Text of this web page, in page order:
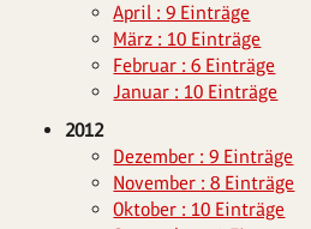
April : 9 Einträge
März : 10 Einträge
Februar : 6 Einträge
Januar : 10 Einträge
2012
Dezember : 9 Einträge
November : 8 Einträge
Oktober : 10 Einträge